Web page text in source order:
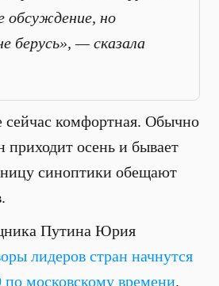
обсуждение, но
берусь», — сказала
сейчас комфортная. Обычно
приходит осень и бывает
синоптики обещают
Путина Юрия
лидеров стран начнутся
московскому времени.